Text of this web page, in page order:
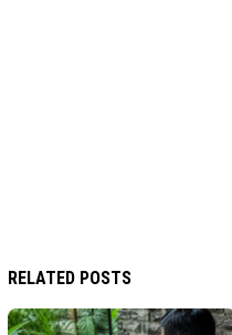
RELATED POSTS